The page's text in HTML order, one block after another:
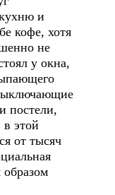
и
кофе, хотя
не
у окна,
постели,
этой
от тысяч